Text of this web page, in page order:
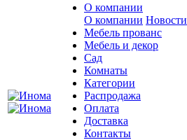
О компании
О компании Новости
Мебель прованс
Мебель и декор
Сад
Комнаты
Категории
Распродажа
Оплата
Доставка
Контакты